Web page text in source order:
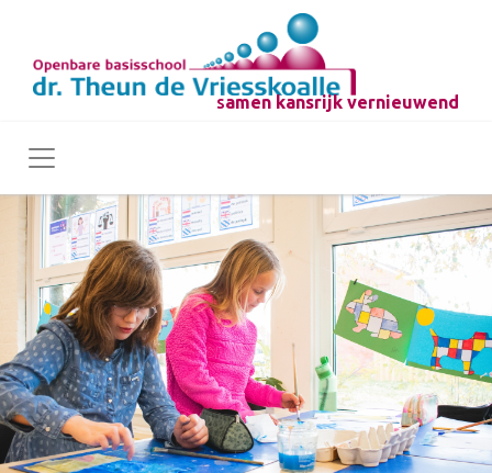
samen kansrijk vernieuwend
Toggle navigation